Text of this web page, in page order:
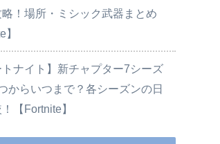
！場所・ミシック武器まとめ
】
トナイト】新チャプター7シーズ
からいつまで？各シーズンの日
【Fortnite】